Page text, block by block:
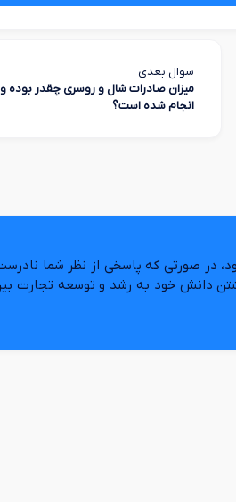
سوال بعدی
میزان صادرات شال و روسری چقدر بوده
انجام شده است؟
در صورتی که پاسخی از نظر شما
دانش خود به رشد و توسعه تجارت